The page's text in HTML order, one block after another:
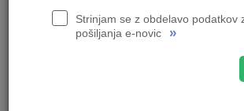
Strinjam se z obdelavo podatkov
pošiljanja e-novic
»